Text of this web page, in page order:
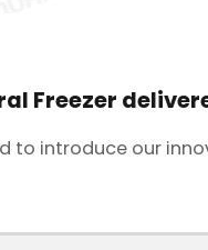
Freezer
to introduce our